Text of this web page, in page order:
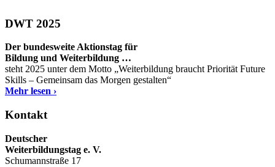
DWT 2025
Der bundesweite Aktionstag für
Bildung und Weiterbildung …
steht 2025 unter dem Motto „Weiterbildung braucht Priorität Future
Skills – Gemeinsam das Morgen gestalten“
Mehr lesen ›
Kontakt
Deutscher
Weiterbildungstag e. V.
Schumannstraße 17